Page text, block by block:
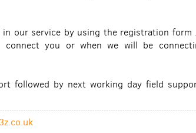
our service by using the registration form
connect you or when we will be
followed by next working day field